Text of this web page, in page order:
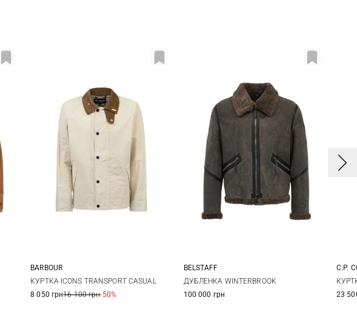
M L XL XXL
BARBOUR
КУРТКА ICONS TRANSPORT CASUAL
8 050 грн16 100 грн-50%
M L XL
BELSTAFF
ДУБЛЕНКА WINTERBROOK
100 000 грн
M
C.P.
23